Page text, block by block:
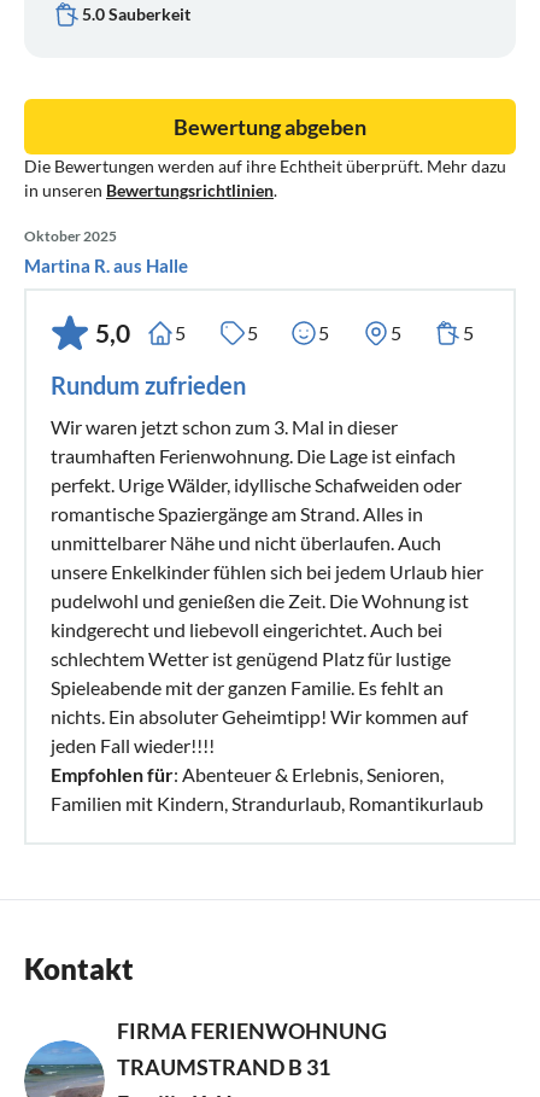
5.0 Sauberkeit
Die Bewertungen werden auf ihre Echtheit überprüft. Mehr dazu
in unseren Bewertungsrichtlinien.
Bewertung abgeben
Oktober 2025
Martina R. aus Halle
5,0 5 5 5 5 5
Rundum zufrieden
Wir waren jetzt schon zum 3. Mal in dieser
traumhaften Ferienwohnung. Die Lage ist einfach
perfekt. Urige Wälder, idyllische Schafweiden oder
romantische Spaziergänge am Strand. Alles in
unmittelbarer Nähe und nicht überlaufen. Auch
unsere Enkelkinder fühlen sich bei jedem Urlaub hier
pudelwohl und genießen die Zeit. Die Wohnung ist
kindgerecht und liebevoll eingerichtet. Auch bei
schlechtem Wetter ist genügend Platz für lustige
Spieleabende mit der ganzen Familie. Es fehlt an
nichts. Ein absoluter Geheimtipp! Wir kommen auf
jeden Fall wieder!!!!
Empfohlen für: Abenteuer & Erlebnis, Senioren,
Familien mit Kindern, Strandurlaub, Romantikurlaub
Kontakt
FIRMA FERIENWOHNUNG
TRAUMSTRAND B 31